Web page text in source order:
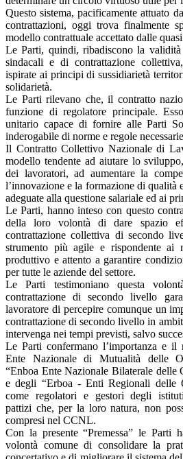
Questo sistema, pacificamente attuato
contrattazioni, oggi trova finalmente
modello contrattuale accettato dalle
Le Parti, quindi, ribadiscono la
sindacali e di contrattazione
ispirate ai principi di sussidiarietà
solidarietà.
Le Parti rilevano che, il contratto
funzione di regolatore principale.
unitario capace di fornire alle Parti
inderogabile di norme e regole
Il Contratto Collettivo Nazionale di
modello tendente ad aiutare lo
dei lavoratori, ad aumentare la
l’innovazione e la formazione di qualità
adeguate alla questione salariale ed ai
Le Parti, hanno inteso con questo
della loro volontà di dare spazio
contrattazione collettiva di secondo
strumento più agile e rispondente ai
produttivo e attento a garantire
per tutte le aziende del settore.
Le Parti testimoniano questa
contrattazione di secondo livello
lavoratore di percepire comunque un
contrattazione di secondo livello in
intervenga nei tempi previsti, salvo
Le Parti confermano l’importanza e
Ente Nazionale di Mutualità delle
“Enboa Ente Nazionale Bilaterale delle
e degli “Erboa - Enti Regionali delle
come regolatori e gestori degli
pattizi che, per la loro natura, non
compresi nel CCNL.
Con la presente “Premessa” le Parti
volontà comune di consolidare la